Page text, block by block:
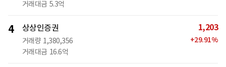
거래대금 5.3억
4 상상인증권
거래량 1,380,356
거래대금 16.6억
1,203
+29.91%